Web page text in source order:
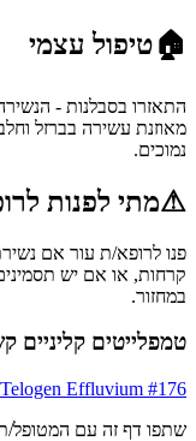
🏠טיפול עצמי
התאזרו בסבלנות -
נמוכים.
⚠מתי לפנות
קרחות, או אם יש
במחזור.
טמפלייטים קליניים
#176
Telogen Effluvium
שתפו דף זה עם המטופל/